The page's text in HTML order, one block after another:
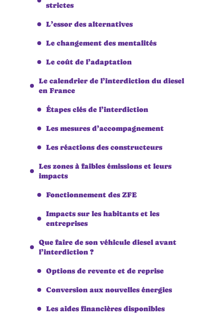
strictes
L’essor des alternatives
Le changement des mentalités
Le coût de l’adaptation
Le calendrier de l’interdiction du diesel
en France
Étapes clés de l’interdiction
Les mesures d’accompagnement
Les réactions des constructeurs
Les zones à faibles émissions et leurs
impacts
Fonctionnement des ZFE
Impacts sur les habitants et les
entreprises
Que faire de son véhicule diesel avant
l’interdiction ?
Options de revente et de reprise
Conversion aux nouvelles énergies
Les aides financières disponibles